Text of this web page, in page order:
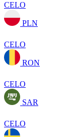
CELO
PLN
CELO
RON
CELO
SAR
CELO